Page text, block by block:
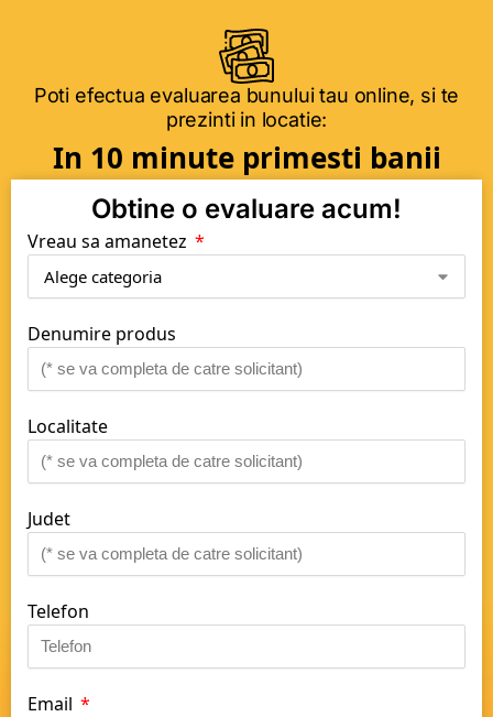
Poti efectua evaluarea bunului tau online, si te
prezinti in locatie:
In 10 minute primesti banii
Obtine o evaluare acum!
Vreau sa amanetez
Denumire produs
Localitate
Judet
Telefon
Email